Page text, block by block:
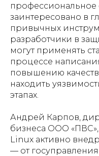
профессиональное
заинтересовано в
привычных
разработчики в
могут применять
процессе
повышению
находить
этапах.
Андрей Карпов,
бизнеса ООО «ПВС»,
Linux активно
— от